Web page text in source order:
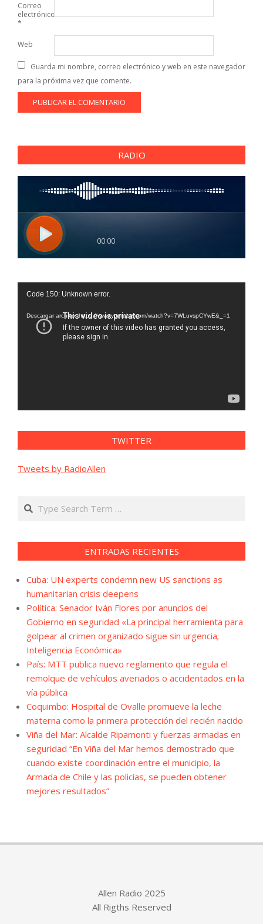
Correo
electrónico
*
Web
Guarda mi nombre, correo electrónico y web en este navegador
para la próxima vez que comente.
RADIO
Reproductor
vídeo
Code 150: Unknown error.
Descargar archivo: https://www.youtube.com/watch?v=7WLuvspCYwE&_=1
TWITTER
Tweets by RadioAllen
Search
ENTRADAS RECIENTES
Cuba: UN experts condemn new US sanctions as
humanitarian crisis deepens
Política: Senador Iván Flores por anuncios del
Gobierno en seguridad «La principal herramienta para
golpear al crimen organizado sigue sin urgencia;
Inteligencia Económica»
País: MTT publica nuevo reglamento que regula el
remolque de vehículos averiados o accidentados en la
vía pública
Coquimbo: Hospital de Ovalle promueve la leche
materna como la primera protección del recién nacido
Viña del Mar: Alcalde Ripamonti y fuerzas armadas en
seguridad “En Viña del Mar hemos demostrado que
cuando existe coordinación entre el municipio, la
Armada de Chile y las policías, se pueden obtener
mejores resultados”
Allen Radio 2025
All Rigths Reserved